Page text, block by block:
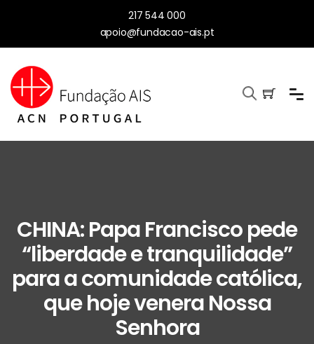
217 544 000
apoio@fundacao-ais.pt
CHINA: Papa Francisco pede
“liberdade e tranquilidade”
para a comunidade católica,
que hoje venera Nossa
Senhora